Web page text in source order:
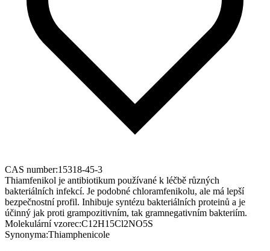
CAS number:15318-45-3
Thiamfenikol je antibiotikum používané k léčbě různých
bakteriálních infekcí. Je podobné chloramfenikolu, ale má lepší
bezpečnostní profil. Inhibuje syntézu bakteriálních proteinů a je
účinný jak proti grampozitivním, tak gramnegativním bakteriím.
Molekulární vzorec:C12H15Cl2NO5S
Synonyma:Thiamphenicole